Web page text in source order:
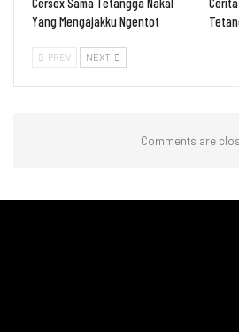
Yang Mengajakku Ngentot
PREV NEXT
Comments are